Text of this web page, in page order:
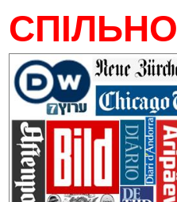
СПІЛЬНО